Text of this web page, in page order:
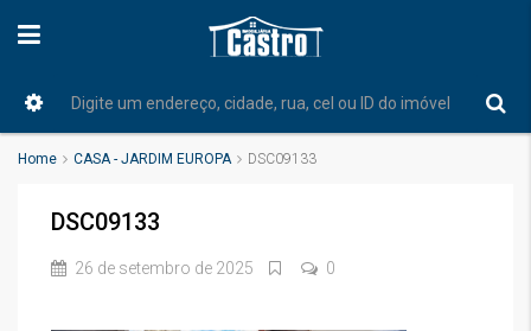
Home CASA - JARDIM EUROPA DSC09133
DSC09133
26 de setembro de 2025 0